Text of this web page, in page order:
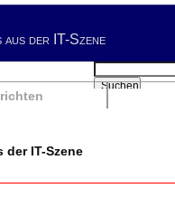
der IT-Szene
Suchbegriffe
Suchen
IT-Szene